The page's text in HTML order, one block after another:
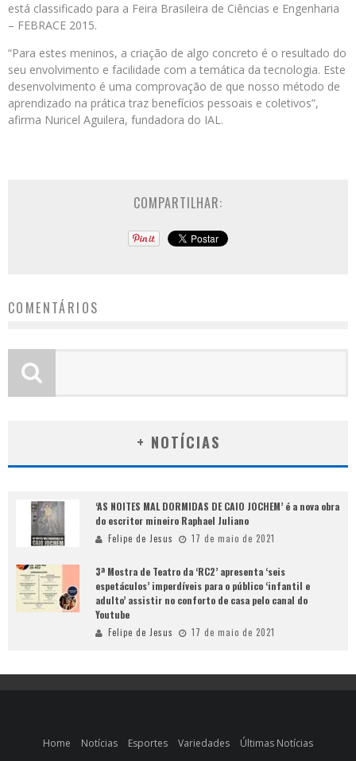
está classificado para a Feira Brasileira de Ciências e Engenharia
– FEBRACE 2015.
“Para estes meninos, a criação de algo concreto é o resultado do
seu envolvimento e facilidade com a temática da tecnologia. Este
desenvolvimento é uma comprovação de que nosso método de
aprendizado na prática traz benefícios pessoais e coletivos”,
afirma Nuricel Aguilera, fundadora do IAL.
COMPARTILHAR:
COMENTÁRIOS
+ NOTÍCIAS
‘AS NOITES MAL DORMIDAS DE CAIO JOCHEM’ é a nova obra
do escritor mineiro Raphael Juliano
Felipe de Jesus 17 de maio de 2021
3ª Mostra de Teatro da ‘RC2’ apresenta ‘seis
espetáculos’ imperdíveis para o público ‘infantil e
adulto’ assistir no conforto de casa pelo canal do
Youtube
Felipe de Jesus 17 de maio de 2021
Home Notícias Esportes Variedades Últimas Notícias